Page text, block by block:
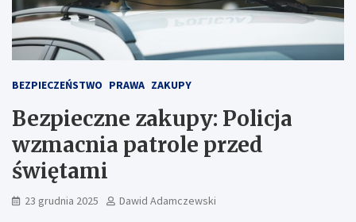
BEZPIECZEŃSTWO PRAWA ZAKUPY
Bezpieczne zakupy: Policja
wzmacnia patrole przed
świętami
23 grudnia 2025 Dawid Adamczewski